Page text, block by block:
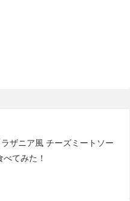
ザニア風 チーズミートソー
てみた！